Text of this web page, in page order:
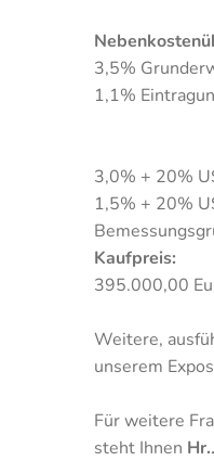
3,5%
1,1%
der
sind,
3,0% + 20%
1,5% + 20%
Kaufpreis:
395.000,00
Weitere,
unserem
Für weitere
steht Ihnen